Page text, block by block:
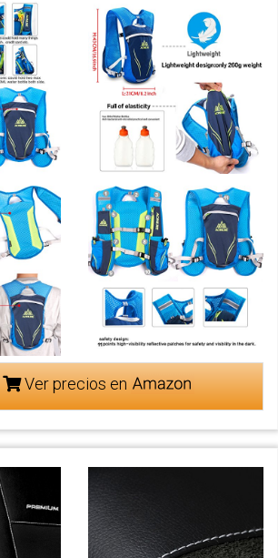
Ver precios en